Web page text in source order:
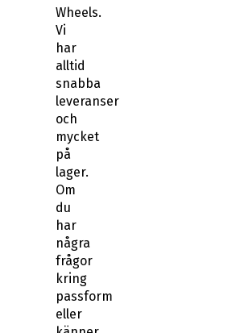
Wheels.
Vi
har
alltid
snabba
leveranser
och
mycket
på
lager.
Om
du
har
några
frågor
kring
passform
eller